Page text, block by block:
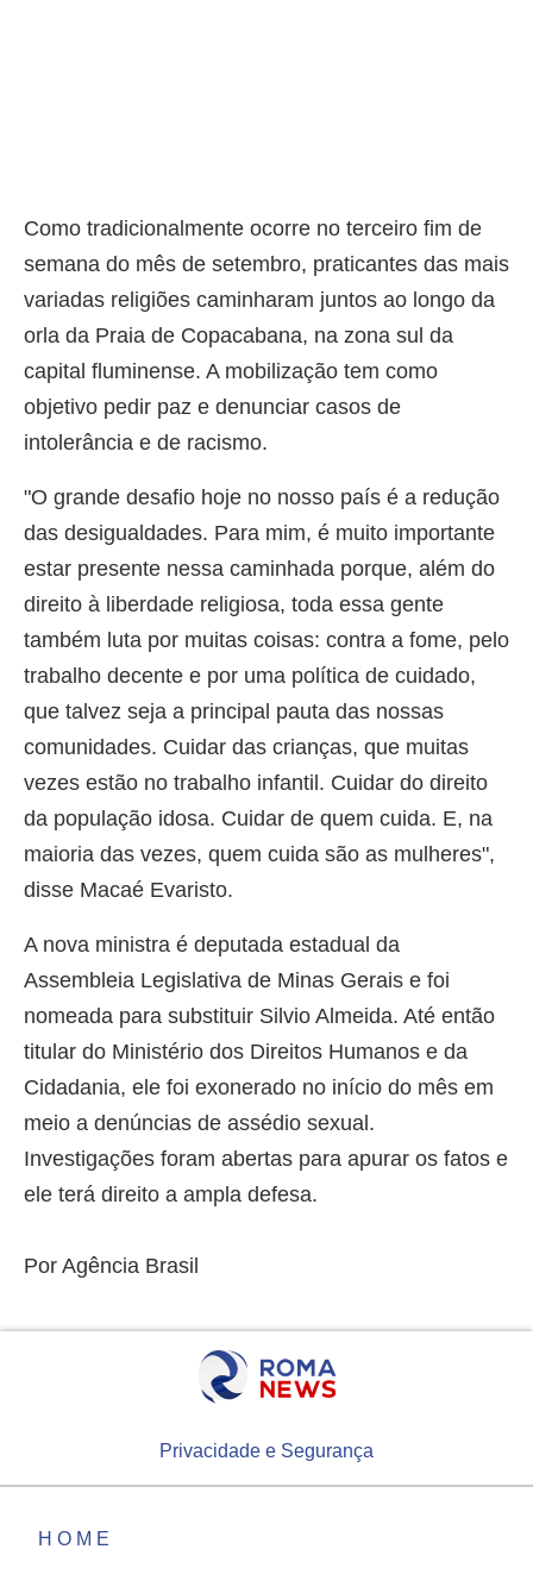
Como tradicionalmente ocorre no terceiro fim de
semana do mês de setembro, praticantes das mais
variadas religiões caminharam juntos ao longo da
orla da Praia de Copacabana, na zona sul da
capital fluminense. A mobilização tem como
objetivo pedir paz e denunciar casos de
intolerância e de racismo.
"O grande desafio hoje no nosso país é a redução
das desigualdades. Para mim, é muito importante
estar presente nessa caminhada porque, além do
direito à liberdade religiosa, toda essa gente
também luta por muitas coisas: contra a fome, pelo
trabalho decente e por uma política de cuidado,
que talvez seja a principal pauta das nossas
comunidades. Cuidar das crianças, que muitas
vezes estão no trabalho infantil. Cuidar do direito
da população idosa. Cuidar de quem cuida. E, na
maioria das vezes, quem cuida são as mulheres",
disse Macaé Evaristo.
A nova ministra é deputada estadual da
Assembleia Legislativa de Minas Gerais e foi
nomeada para substituir Silvio Almeida. Até então
titular do Ministério dos Direitos Humanos e da
Cidadania, ele foi exonerado no início do mês em
meio a denúncias de assédio sexual.
Investigações foram abertas para apurar os fatos e
ele terá direito a ampla defesa.
Por Agência Brasil
Privacidade e Segurança
HOME